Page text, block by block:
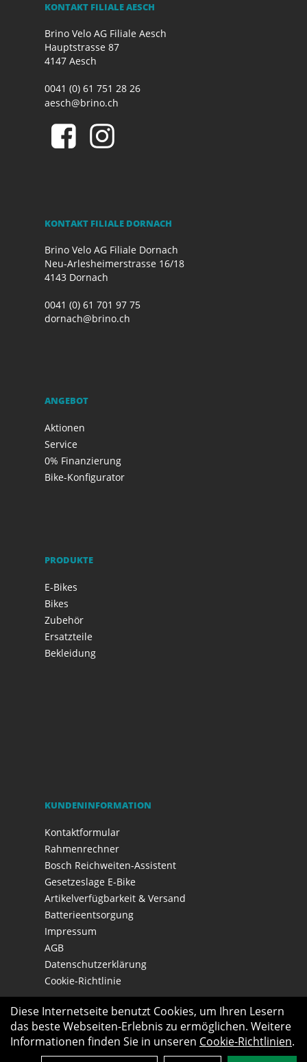
KONTAKT FILIALE AESCH
Brino Velo AG Filiale Aesch
Hauptstrasse 87
4147 Aesch
0041 (0) 61 751 28 26
aesch@brino.ch
KONTAKT FILIALE DORNACH
Brino Velo AG Filiale Dornach
Neu-Arlesheimerstrasse 16/18
4143 Dornach
0041 (0) 61 701 97 75
dornach@brino.ch
ANGEBOT
Aktionen
Service
0% Finanzierung
Bike-Konfigurator
PRODUKTE
E-Bikes
Bikes
Zubehör
Ersatzteile
Bekleidung
KUNDENINFORMATION
Kontaktformular
Rahmenrechner
Bosch Reichweiten-Assistent
Gesetzeslage E-Bike
Artikelverfügbarkeit & Versand
Batterieentsorgung
Impressum
AGB
Datenschutzerklärung
Cookie-Richtlinie
Diese Internetseite benutzt Cookies, um Ihren Lesern
das beste Webseiten-Erlebnis zu ermöglichen. Weitere
Informationen finden Sie in unseren Cookie-Richtlinien.